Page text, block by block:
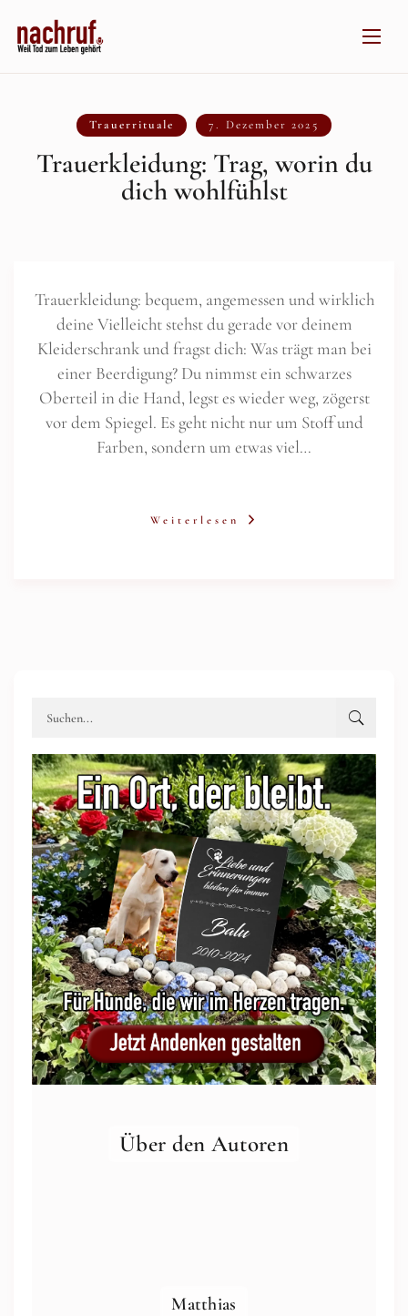
Trauerrituale 7. Dezember 2025
Trauerkleidung: Trag, worin du
dich wohlfühlst
Trauerkleidung: bequem, angemessen und wirklich
deine Vielleicht stehst du gerade vor deinem
Kleiderschrank und fragst dich: Was trägt man bei
einer Beerdigung? Du nimmst ein schwarzes
Oberteil in die Hand, legst es wieder weg, zögerst
vor dem Spiegel. Es geht nicht nur um Stoff und
Farben, sondern um etwas viel…
Weiterlesen
Werbung
Über den Autoren
Matthias